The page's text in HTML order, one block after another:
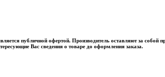
публичной офертой. Производитель оставляют за
Вас сведения о товаре до оформления заказа.